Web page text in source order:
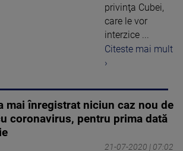
privinţa Cubei,
care le vor
interzice ...
Citeste mai mult
›
mai înregistrat niciun caz nou de
coronavirus, pentru prima dată
21-07-2020 | 07:02